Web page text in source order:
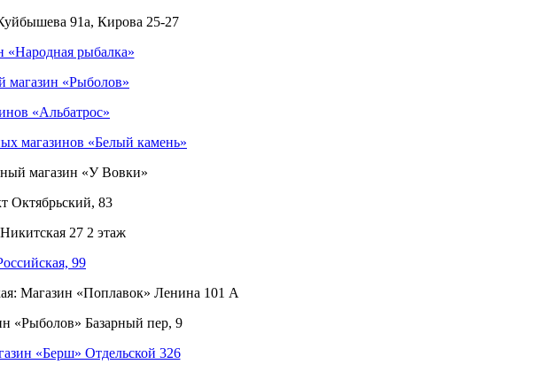
91а, Кирова 25-27
«Народная рыбалка»
магазин «Рыболов»
«Альбатрос»
магазинов «Белый камень»
магазин «У Вовки»
Октябрьский, 83
27 2 этаж
99
Магазин «Поплавок» Ленина 101 А
«Рыболов» Базарный пер, 9
«Берш» Отдельской 326